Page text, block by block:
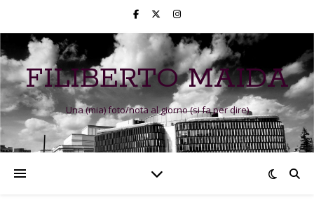
FILIBERTO MAIDA
Una (mia) foto/nota al giorno (si fa per dire)